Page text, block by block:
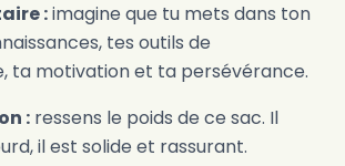
:imagine que tu mets dans ton
tes outils de
ta motivation et ta persévérance.
: ressens le poids de ce sac. Il
il est solide et rassurant.